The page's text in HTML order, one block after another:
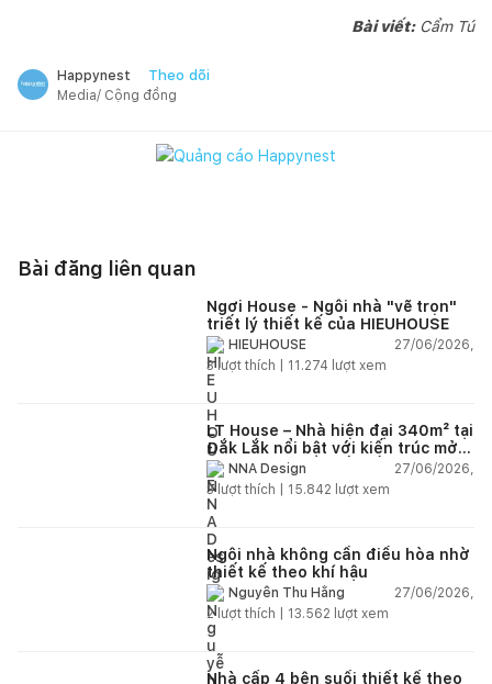
Bài viết:Cẩm Tú
Happynest Theo dõi
Media/ Cộng đồng
Bài đăng liên quan
Ngơi House - Ngôi nhà "vẽ trọn"
triết lý thiết kế của HIEUHOUSE
HIEUHOUSE
27/06/2026,
3lượt thích | 11.274 lượt xem
LT House – Nhà hiện đại 340m² tại
Đắk Lắk nổi bật với kiến trúc mở
và hệ sân vườn kết nối thiên
nhiên
NNA Design
27/06/2026,
3lượt thích | 15.842 lượt xem
Ngôi nhà không cần điều hòa nhờ
thiết kế theo khí hậu
Nguyễn Thu Hằng
27/06/2026,
2lượt thích | 13.562 lượt xem
Nhà cấp 4 bên suối thiết kế theo